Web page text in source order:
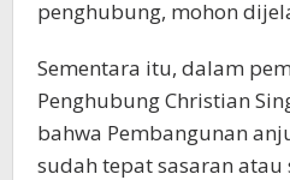
penghubung, mohon
Sementara itu, dalam
Penghubung Christian
bahwa Pembangunan
sudah tepat sasaran